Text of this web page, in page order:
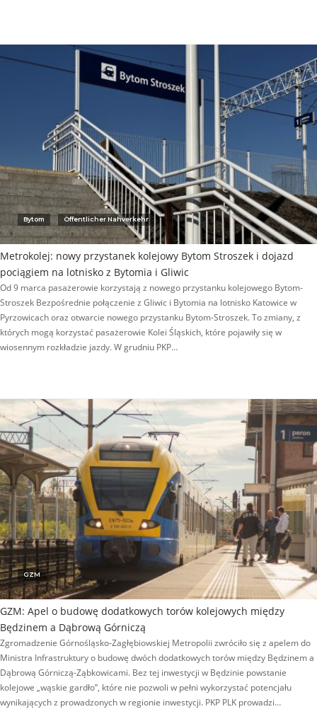
Bytom Öffentlicher Nahverkehr
Metrokolej: nowy przystanek kolejowy Bytom Stroszek i dojazd
pociągiem na lotnisko z Bytomia i Gliwic
Od 9 marca pasażerowie korzystają z nowego przystanku kolejowego Bytom-
Stroszek Bezpośrednie połączenie z Gliwic i Bytomia na lotnisko Katowice w
Pyrzowicach oraz otwarcie nowego przystanku Bytom-Stroszek. To zmiany, z
których mogą korzystać pasażerowie Kolei Śląskich, które pojawiły się w
wiosennym rozkładzie jazdy. W grudniu PKP…
GZM
GZM: Apel o budowę dodatkowych torów kolejowych między
Będzinem a Dąbrową Górniczą
Zgromadzenie Górnośląsko-Zagłębiowskiej Metropolii zwróciło się z apelem do
Ministra Infrastruktury o budowę dwóch dodatkowych torów między Będzinem a
Dąbrową Górniczą-Ząbkowicami. Bez tej inwestycji w Będzinie powstanie
kolejowe „wąskie gardło”, które nie pozwoli w pełni wykorzystać potencjału
wynikających z prowadzonych w regionie inwestycji. PKP PLK prowadzi…